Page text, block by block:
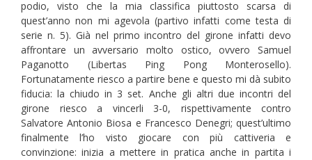
podio, visto che la mia classifica piuttosto scarsa di
quest’anno non mi agevola (partivo infatti come testa di
serie n. 5). Già nel primo incontro del girone infatti devo
affrontare un avversario molto ostico, ovvero Samuel
Paganotto (Libertas Ping Pong Monterosello).
Fortunatamente riesco a partire bene e questo mi dà subito
fiducia: la chiudo in 3 set. Anche gli altri due incontri del
girone riesco a vincerli 3-0, rispettivamente contro
Salvatore Antonio Biosa e Francesco Denegri; quest’ultimo
finalmente l’ho visto giocare con più cattiveria e
convinzione: inizia a mettere in pratica anche in partita i